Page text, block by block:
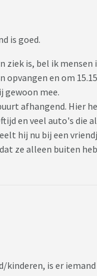
is goed.
is, bel ik mensen
en om
gewoon mee.
afhangend. Hier
en veel auto's die
hij nu bij een
ze alleen buiten
is er